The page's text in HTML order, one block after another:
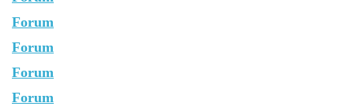
Forum
Forum
Forum
Forum